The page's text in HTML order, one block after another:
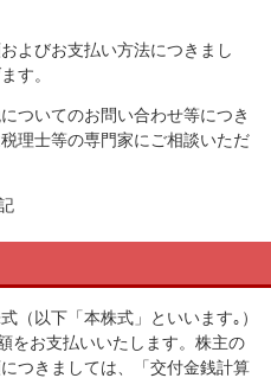
よびお支払い方法につきまし
す。
ついてのお問い合わせ等につき
理士等の専門家にご相談いただ
（以下「本株式」といいます｡）
をお支払いいたします。株主の
つきましては、「交付金銭計算